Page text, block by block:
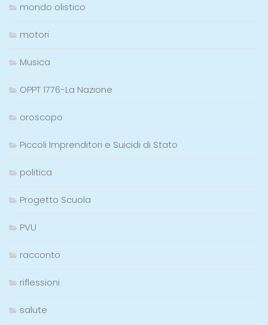
mondo olistico
motori
Musica
OPPT 1776-La Nazione
oroscopo
Piccoli Imprenditori e Suicidi di Stato
politica
Progetto Scuola
PVU
racconto
riflessioni
salute